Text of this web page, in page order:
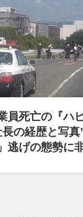
員死亡の『ハ
の経歴と写
逃げの態勢に